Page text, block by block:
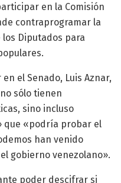
en la Comisión
contraprogramar la
los Diputados para
el Senado, Luis Aznar,
sólo tienen
sino incluso
que «podría probar el
han venido
gobierno venezolano».
poder descifrar si